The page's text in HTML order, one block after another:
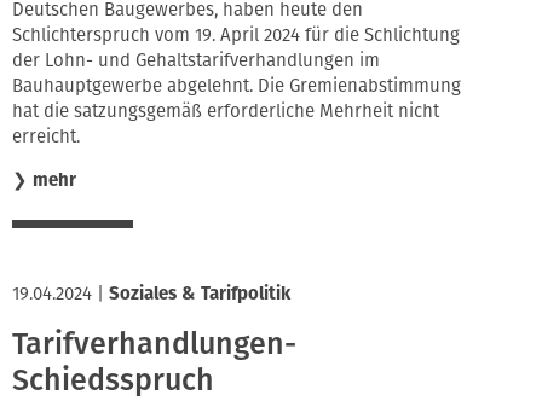
Deutschen Baugewerbes, haben heute den
Schlichterspruch vom 19. April 2024 für die Schlichtung
der Lohn- und Gehaltstarifverhandlungen im
Bauhauptgewerbe abgelehnt. Die Gremienabstimmung
hat die satzungsgemäß erforderliche Mehrheit nicht
erreicht.
❯ mehr
19.04.2024 Soziales & Tarifpolitik
Tarifverhandlungen-
Schiedsspruch